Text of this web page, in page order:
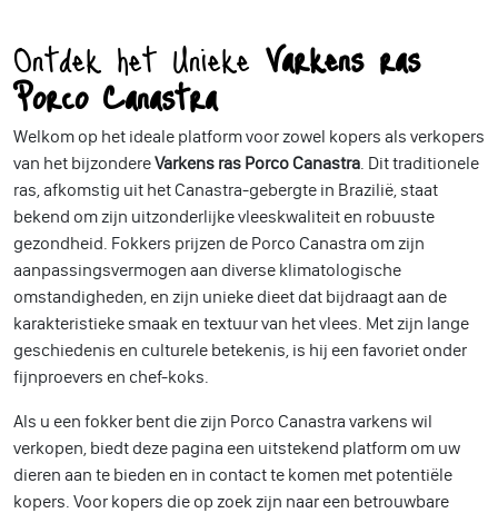
Ontdek het Unieke Varkens ras
Porco Canastra
Welkom op het ideale platform voor zowel kopers als verkopers
van het bijzondereVarkens ras Porco Canastra. Dit traditionele
ras, afkomstig uit het Canastra-gebergte in Brazilië, staat
bekend om zijn uitzonderlijke vleeskwaliteit en robuuste
gezondheid. Fokkers prijzen de Porco Canastra om zijn
aanpassingsvermogen aan diverse klimatologische
omstandigheden, en zijn unieke dieet dat bijdraagt aan de
karakteristieke smaak en textuur van het vlees. Met zijn lange
geschiedenis en culturele betekenis, is hij een favoriet onder
fijnproevers en chef-koks.
Als u een fokker bent die zijn Porco Canastra varkens wil
verkopen, biedt deze pagina een uitstekend platform om uw
dieren aan te bieden en in contact te komen met potentiële
kopers. Voor kopers die op zoek zijn naar een betrouwbare